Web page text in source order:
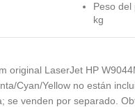
Peso del
kg
original LaserJet HP
Cyan/Yellow no están
se venden por separado.